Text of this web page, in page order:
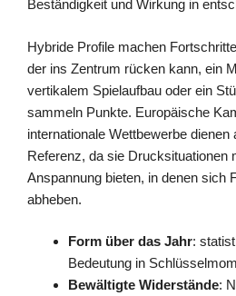
Beständigkeit und Wirkung in
Hybride Profile machen
der ins Zentrum rücken kann, ein
vertikalem Spielaufbau oder ein
sammeln Punkte. Europäische
internationale Wettbewerbe dienen
Referenz, da sie Drucksituationen
Anspannung bieten, in denen sich
abheben.
Form über das Jahr:
Bedeutung in
Bewältigte Widerstände: